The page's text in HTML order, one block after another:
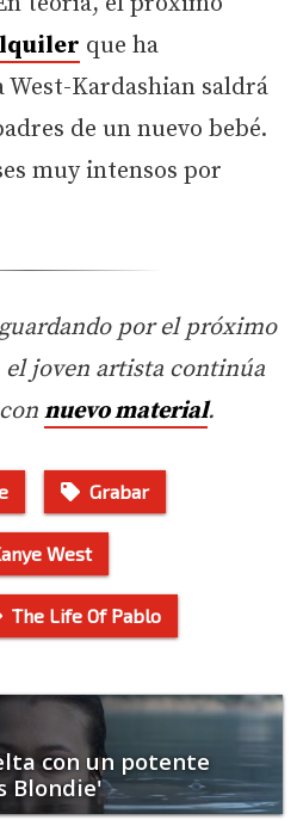
que ha
Kardashian saldrá
de un nuevo bebé.
muy intensos por
por el próximo
el joven artista continúa
nuevo material.
Grabar
West
The Life Of Pablo
con un potente
Blondie'